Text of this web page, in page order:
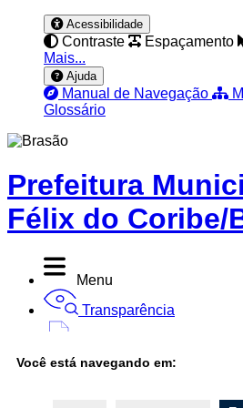
Acessibilidade
Contraste Espaçamento
Mais...
Ajuda
Manual de Navegação
Glossário
Prefeitura
Félix do Coribe/
Menu
Transparência
Você está navegando em: